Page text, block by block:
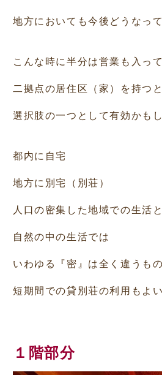
地方においても今後どうなっ
こんな時に半分は営業も入っ
二拠点の居住区（家）を持つ
選択肢の一つとして有効かも
都内に自宅
地方に別宅（別荘）
人口の密集した地域での生活と
自然の中の生活では
いわゆる『密』は全く違うも
短期間での貸別荘の利用もよ
１階部分